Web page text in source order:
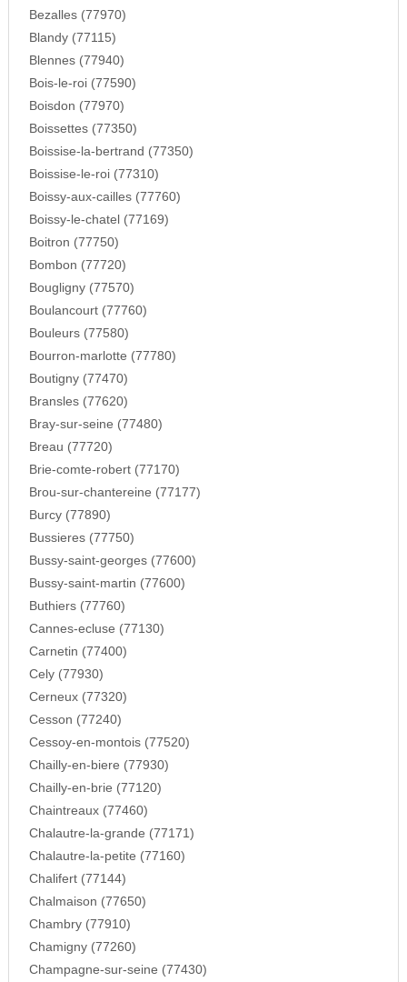
Bezalles (77970)
Blandy (77115)
Blennes (77940)
Bois-le-roi (77590)
Boisdon (77970)
Boissettes (77350)
Boissise-la-bertrand (77350)
Boissise-le-roi (77310)
Boissy-aux-cailles (77760)
Boissy-le-chatel (77169)
Boitron (77750)
Bombon (77720)
Bougligny (77570)
Boulancourt (77760)
Bouleurs (77580)
Bourron-marlotte (77780)
Boutigny (77470)
Bransles (77620)
Bray-sur-seine (77480)
Breau (77720)
Brie-comte-robert (77170)
Brou-sur-chantereine (77177)
Burcy (77890)
Bussieres (77750)
Bussy-saint-georges (77600)
Bussy-saint-martin (77600)
Buthiers (77760)
Cannes-ecluse (77130)
Carnetin (77400)
Cely (77930)
Cerneux (77320)
Cesson (77240)
Cessoy-en-montois (77520)
Chailly-en-biere (77930)
Chailly-en-brie (77120)
Chaintreaux (77460)
Chalautre-la-grande (77171)
Chalautre-la-petite (77160)
Chalifert (77144)
Chalmaison (77650)
Chambry (77910)
Chamigny (77260)
Champagne-sur-seine (77430)